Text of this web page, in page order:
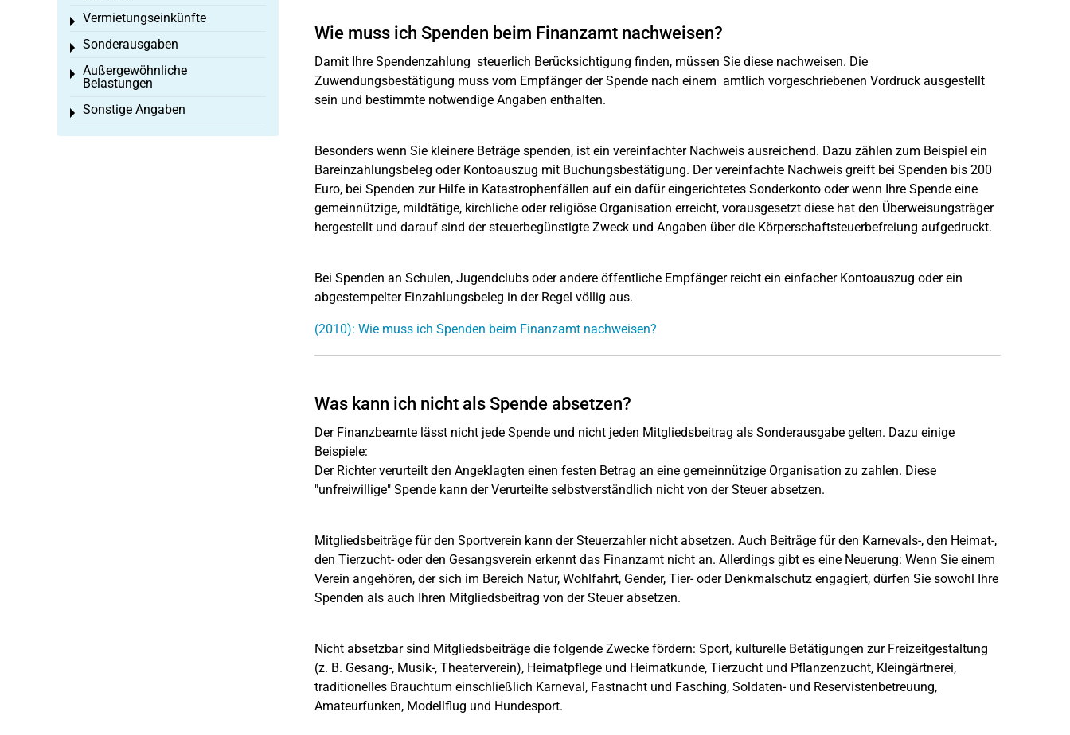
Wie muss ich Spenden beim Finanzamt nachweisen?
Damit Ihre Spendenzahlung steuerlich Berücksichtigung finden, müssen Sie diese nachweisen. Die
Zuwendungsbestätigung muss vom Empfänger der Spende nach einem amtlich vorgeschriebenen Vordruck ausgestellt
sein und bestimmte notwendige Angaben enthalten.
Besonders wenn Sie kleinere Beträge spenden, ist ein vereinfachter Nachweis ausreichend. Dazu zählen zum Beispiel ein
Bareinzahlungsbeleg oder Kontoauszug mit Buchungsbestätigung. Der vereinfachte Nachweis greift bei Spenden bis 200
Euro, bei Spenden zur Hilfe in Katastrophenfällen auf ein dafür eingerichtetes Sonderkonto oder wenn Ihre Spende eine
gemeinnützige, mildtätige, kirchliche oder religiöse Organisation erreicht, vorausgesetzt diese hat den Überweisungsträger
hergestellt und darauf sind der steuerbegünstigte Zweck und Angaben über die Körperschaftsteuerbefreiung aufgedruckt.
Bei Spenden an Schulen, Jugendclubs oder andere öffentliche Empfänger reicht ein einfacher Kontoauszug oder ein
abgestempelter Einzahlungsbeleg in der Regel völlig aus.
(2010): Wie muss ich Spenden beim Finanzamt nachweisen?
Was kann ich nicht als Spende absetzen?
Der Finanzbeamte lässt nicht jede Spende und nicht jeden Mitgliedsbeitrag als Sonderausgabe gelten. Dazu einige
Beispiele:
Der Richter verurteilt den Angeklagten einen festen Betrag an eine gemeinnützige Organisation zu zahlen. Diese
"unfreiwillige" Spende kann der Verurteilte selbstverständlich nicht von der Steuer absetzen.
Mitgliedsbeiträge für den Sportverein kann der Steuerzahler nicht absetzen. Auch Beiträge für den Karnevals-, den Heimat-,
den Tierzucht- oder den Gesangsverein erkennt das Finanzamt nicht an. Allerdings gibt es eine Neuerung: Wenn Sie einem
Verein angehören, der sich im Bereich Natur, Wohlfahrt, Gender, Tier- oder Denkmalschutz engagiert, dürfen Sie sowohl Ihre
Spenden als auch Ihren Mitgliedsbeitrag von der Steuer absetzen.
Nicht absetzbar sind Mitgliedsbeiträge die folgende Zwecke fördern: Sport, kulturelle Betätigungen zur Freizeitgestaltung
(z. B. Gesang-, Musik-, Theaterverein), Heimatpflege und Heimatkunde, Tierzucht und Pflanzenzucht, Kleingärtnerei,
traditionelles Brauchtum einschließlich Karneval, Fastnacht und Fasching, Soldaten- und Reservistenbetreuung,
Amateurfunken, Modellflug und Hundesport.
Vermietungseinkünfte
Toggle menu
Sonderausgaben
Toggle menu
Außergewöhnliche
Belastungen
Toggle menu
Sonstige Angaben
Toggle menu